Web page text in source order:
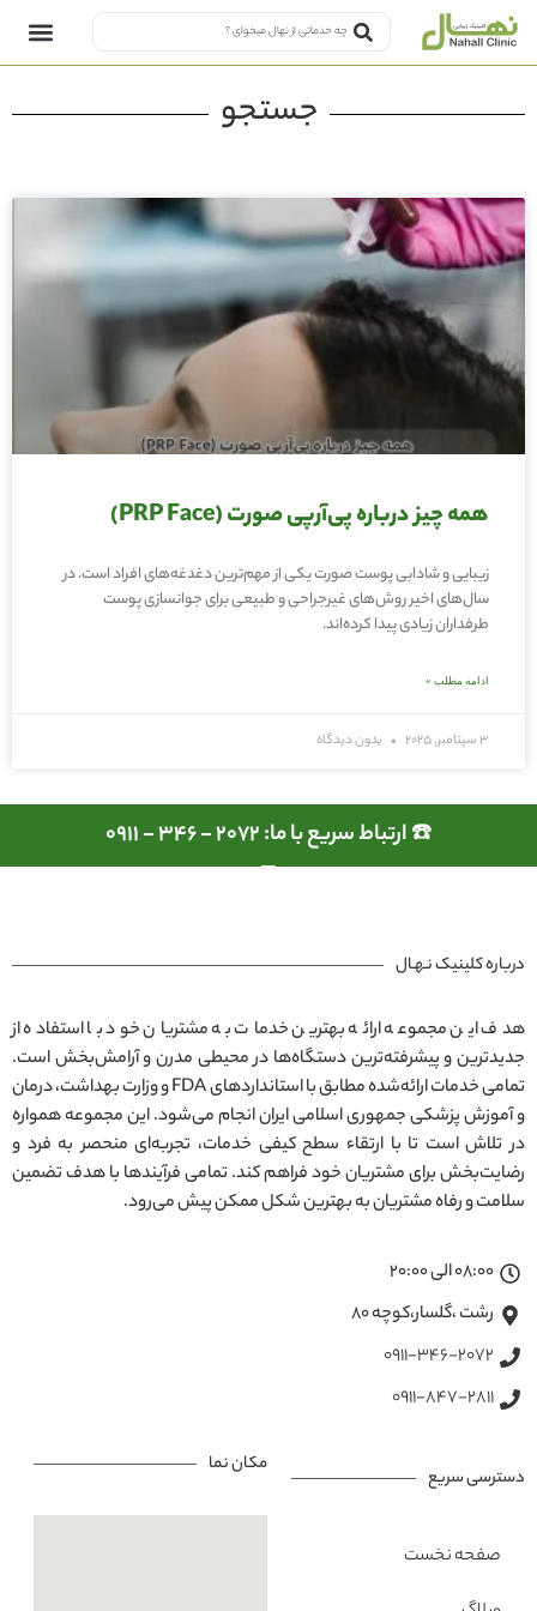
جستجو
همه چیز درباره پی‌آر‌پی صورت (PRP Face)
زیبایی و شادابی پوست صورت یکی از مهم‌ترین دغدغه‌های افراد است. در
سال‌های اخیر روش‌های غیرجراحی و طبیعی برای جوانسازی پوست
طرفداران زیادی پیدا کرده‌اند.
ادامه مطلب »
3 سپتامبر, 2025 بدون دیدگاه
☎️ ارتباط سریع با ما: 2072 - 346 - 0911
درباره کلینیک نـهـال
هدف این مجموعه ارائه بهترین خدمات به مشتریان خود با استفاده از
جدیدترین و پیشرفته‌ترین دستگاه‌ها در محیطی مدرن و آرامش‌بخش است.
تمامی خدمات ارائه‌شده مطابق با استانداردهای FDA و وزارت بهداشت، درمان
و آموزش پزشکی جمهوری اسلامی ایران انجام می‌شود. این مجموعه همواره
در تلاش است تا با ارتقاء سطح کیفی خدمات، تجربه‌ای منحصر به فرد و
رضایت‌بخش برای مشتریان خود فراهم کند. تمامی فرآیندها با هدف تضمین
سلامت و رفاه مشتریان به بهترین شکل ممکن پیش می‌رود.
08:00 الی 20:00
رشت ،گلسار،کوچه ۸۰
0911-346-2072
0911-847-2811
دسترسی سریع
صفحه نخست
مکان نما